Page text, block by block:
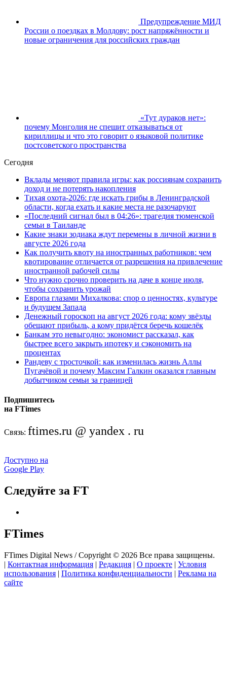
Предупреждение МИД
России о поездках в Молдову: рост напряжённости и
новые ограничения для российских граждан
«Тут дураков нет»:
почему Монголия не спешит отказываться от
кириллицы и что это говорит о языковой политике
постсоветского пространства
Сегодня
Вклады меняют правила игры: как россиянам сохранить
доход и не потерять накопления
Тихая охота-2026: где искать грибы в Ленинградской
области, когда ехать и какие места не разочаруют
«Последний сигнал был в 04:26»: трагедия тюменской
семьи в Таиланде
Какие знаки зодиака ждут перемены в личной жизни в
августе 2026 года
Как получить квоту на иностранных работников: чем
квотирование отличается от разрешения на привлечение
иностранной рабочей силы
Что нужно срочно проверить на даче в конце июля,
чтобы сохранить урожай
Европа глазами Михалкова: спор о ценностях, культуре
и будущем Запада
Денежный гороскоп на август 2026 года: кому звёзды
обещают прибыль, а кому придётся беречь кошелёк
Банкам это невыгодно: экономист рассказал, как
быстрее всего закрыть ипотеку и сэкономить на
процентах
Рандеву с тросточкой: как изменилась жизнь Аллы
Пугачёвой и почему Максим Галкин оказался главным
добытчиком семьи за границей
Подпишитесь
на FTimes
Связь: ftimes.ru @ yandex . ru
Доступно на
Google Play
Следуйте за FT
FTimes
FTimes Digital News / Copyright © 2026 Все права защищены.
| Контактная информация | Редакция | О проекте | Условия
использования | Политика конфиденциальности | Реклама на
сайте